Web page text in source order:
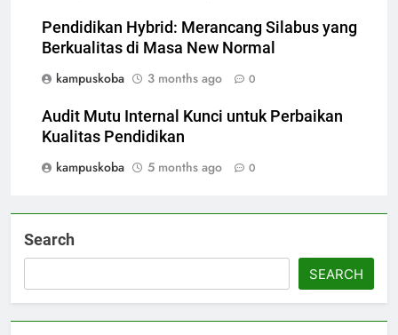
Pendidikan Hybrid: Merancang Silabus yang
Berkualitas di Masa New Normal
kampuskoba
3 months ago 0
Audit Mutu Internal Kunci untuk Perbaikan
Kualitas Pendidikan
kampuskoba
5 months ago 0
Search
SEARCH